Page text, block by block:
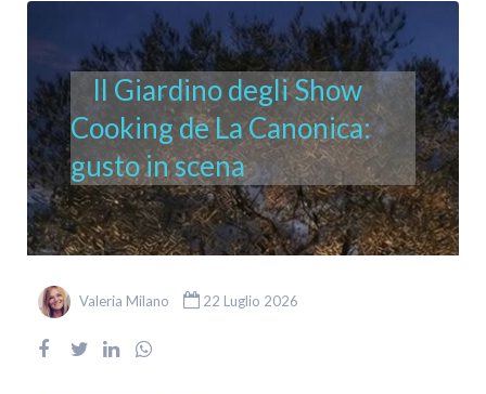
Il Giardino degli Show
Cooking de La Canonica:
gusto in scena
Valeria Milano 22 Luglio 2026